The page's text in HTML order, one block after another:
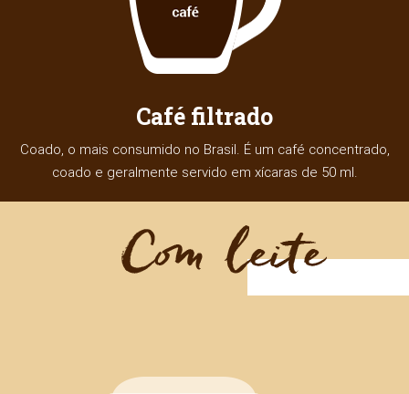
Café filtrado
Coado, o mais consumido no Brasil. É um café concentrado,
coado e geralmente servido em xícaras de 50 ml.